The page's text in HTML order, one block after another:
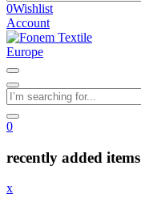
0Wishlist
Account
0
recently added items
x